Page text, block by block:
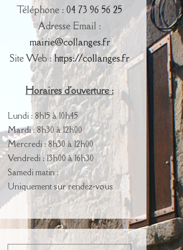
Téléphone : 04 73 96 56 25
Adresse Email :
mairie@collanges.fr
Site Web :https://collanges.fr
Horaires d'ouverture :
Lundi : 8h15 à 10h45
Mardi : 8h30 à 12h00
Mercredi : 8h30 à 12h00
Vendredi : 13h00 à 16h30
Samedi matin :
Uniquement sur rendez-vous